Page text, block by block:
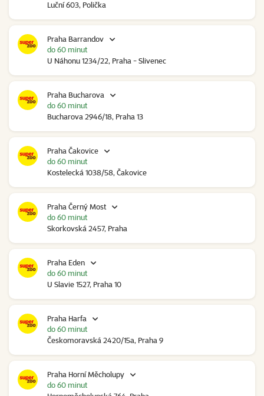
Luční 603, Polička
Praha Barrandov
U Náhonu 1234/22, Praha - Slivenec
do 60 minut
Praha Bucharova
Bucharova 2946/18, Praha 13
do 60 minut
Praha Čakovice
Kostelecká 1038/58, Čakovice
do 60 minut
Praha Černý Most
Skorkovská 2457, Praha
do 60 minut
Praha Eden
U Slavie 1527, Praha 10
do 60 minut
Praha Harfa
Českomoravská 2420/15a, Praha 9
do 60 minut
Praha Horní Měcholupy
do 60 minut